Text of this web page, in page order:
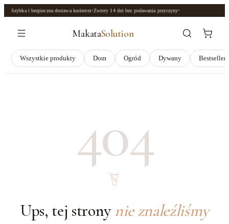
Szybka i bezpieczna dostawa kurierem•Zwroty 14 dni bez podawania przyczyny•
MakataSolution
Wszystkie produkty Dom Ogród Dywany Bestsellery
404
Ups, tej stronynie znaleźliśmy